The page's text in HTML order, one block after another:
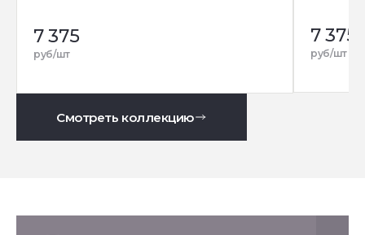
7 375
руб/шт
7 375
руб/шт
Смотреть коллекцию